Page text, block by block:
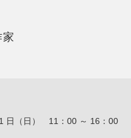
日（日） 11：00 ～ 16：00